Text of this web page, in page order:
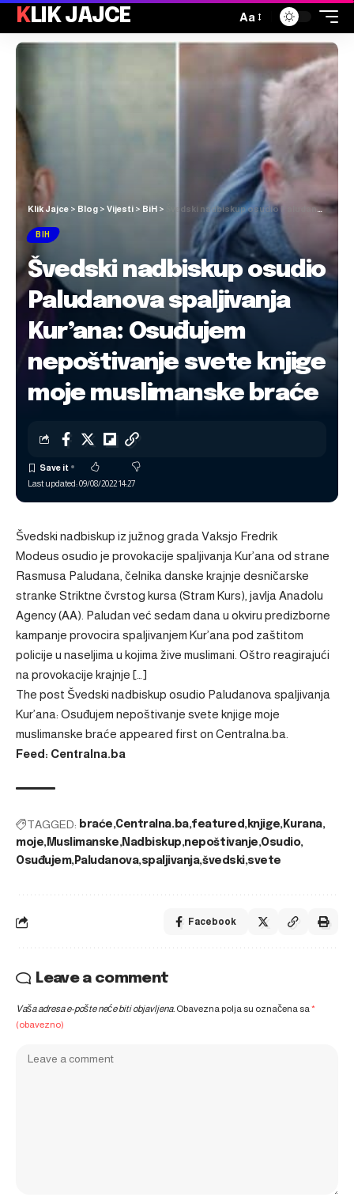
KLIK JAJCE Aa
Klik Jajce > Blog > Vijesti > BiH > Švedski nadbiskup osudio Paludanova spaljivanja Kur’ana: Osuđujem nepoštivanje svete knjige moje muslimanske braće
BIH
Švedski nadbiskup osudio
Paludanova spaljivanja
Kur’ana: Osuđujem
nepoštivanje svete knjige
moje muslimanske braće
Last updated: 09/08/2022 14:27
Švedski nadbiskup iz južnog grada Vaksjo Fredrik
Modeus osudio je provokacije spaljivanja Kur’ana od strane
Rasmusa Paludana, čelnika danske krajnje desničarske
stranke Striktne čvrstog kursa (Stram Kurs), javlja Anadolu
Agency (AA). Paludan već sedam dana u okviru predizborne
kampanje provocira spaljivanjem Kur’ana pod zaštitom
policije u naseljima u kojima žive muslimani. Oštro reagirajući
na provokacije krajnje […]
The post Švedski nadbiskup osudio Paludanova spaljivanja
Kur’ana: Osuđujem nepoštivanje svete knjige moje
muslimanske braće appeared first on Centralna.ba
Feed: Centralna.ba
TAGGED: braće Centralna.ba featured knjige Kurana
moje Muslimanske Nadbiskup nepoštivanje Osudio
Osuđujem Paludanova spaljivanja švedski svete
Facebook
Leave a comment
Vaša adresa e-pošte neće biti objavljena. Obavezna polja su označena sa*
(obavezno)